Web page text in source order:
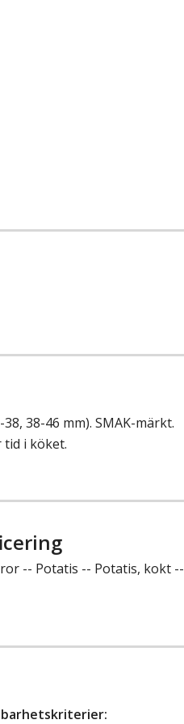
38-46 mm). SMAK-märkt.
tid i köket.
-- Potatis -- Potatis, kokt --